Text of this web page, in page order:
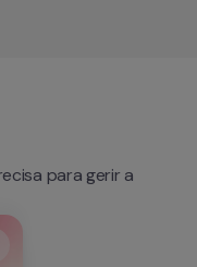
para gerir a